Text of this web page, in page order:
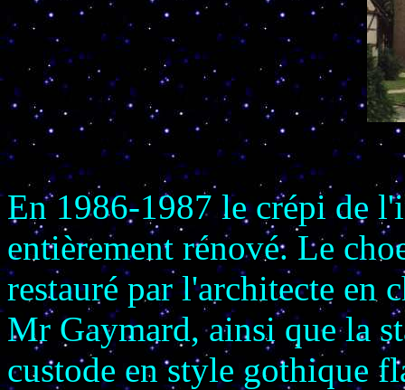
En 1986-1987 le crépi de
entièrement rénové. Le
restauré par l'architecte en
Mr Gaymard, ainsi que la
custode en style gothique